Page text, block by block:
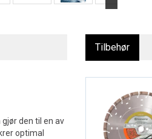
den til en av
optimal
Tilbehør